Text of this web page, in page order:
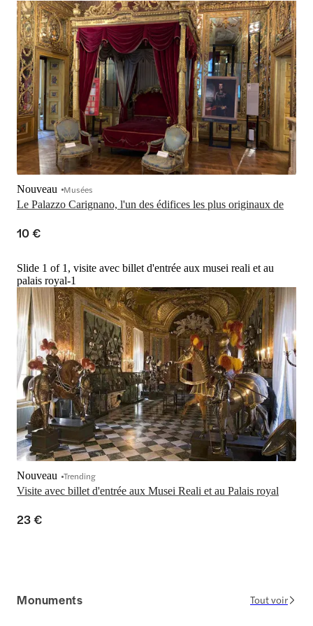
Le Palazzo Carignano, l'un des édifices les plus originaux de
Nouveau Musées
10 €
Slide 1 of 1, visite avec billet d'entrée aux musei reali et au
palais royal-1
Visite avec billet d'entrée aux Musei Reali et au Palais royal
Nouveau Trending
23 €
Monuments Tout voir